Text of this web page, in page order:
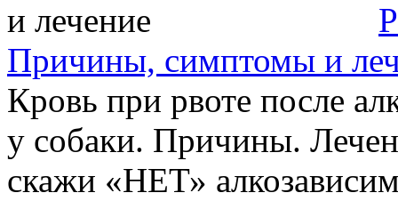
Причины, симптомы и
Кровь при рвоте после
у собаки. Причины.
скажи «НЕТ»